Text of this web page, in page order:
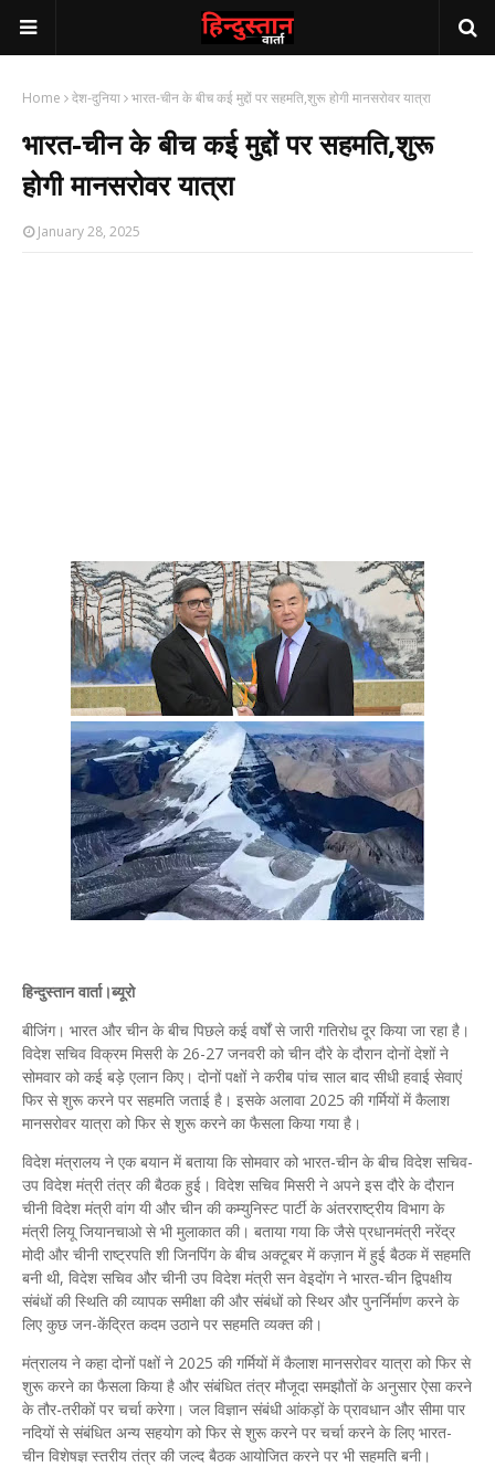
Home देश-दुनिया भारत-चीन के बीच कई मुद्दों पर सहमति,शुरू होगी मानसरोवर यात्रा
भारत-चीन के बीच कई मुद्दों पर सहमति,शुरू
होगी मानसरोवर यात्रा
January 28, 2025
हिन्दुस्तान वार्ता।ब्यूरो
बीजिंग। भारत और चीन के बीच पिछले कई वर्षों से जारी गतिरोध दूर किया जा रहा है।
विदेश सचिव विक्रम मिसरी के 26-27 जनवरी को चीन दौरे के दौरान दोनों देशों ने
सोमवार को कई बड़े एलान किए। दोनों पक्षों ने करीब पांच साल बाद सीधी हवाई सेवाएं
फिर से शुरू करने पर सहमति जताई है। इसके अलावा 2025 की गर्मियों में कैलाश
मानसरोवर यात्रा को फिर से शुरू करने का फैसला किया गया है।
विदेश मंत्रालय ने एक बयान में बताया कि सोमवार को भारत-चीन के बीच विदेश सचिव-
उप विदेश मंत्री तंत्र की बैठक हुई। विदेश सचिव मिसरी ने अपने इस दौरे के दौरान
चीनी विदेश मंत्री वांग यी और चीन की कम्युनिस्ट पार्टी के अंतरराष्ट्रीय विभाग के
मंत्री लियू जियानचाओ से भी मुलाकात की। बताया गया कि जैसे प्रधानमंत्री नरेंद्र
मोदी और चीनी राष्ट्रपति शी जिनपिंग के बीच अक्टूबर में कज़ान में हुई बैठक में सहमति
बनी थी, विदेश सचिव और चीनी उप विदेश मंत्री सन वेइदोंग ने भारत-चीन द्विपक्षीय
संबंधों की स्थिति की व्यापक समीक्षा की और संबंधों को स्थिर और पुनर्निर्माण करने के
लिए कुछ जन-केंद्रित कदम उठाने पर सहमति व्यक्त की।
मंत्रालय ने कहा दोनों पक्षों ने 2025 की गर्मियों में कैलाश मानसरोवर यात्रा को फिर से
शुरू करने का फैसला किया है और संबंधित तंत्र मौजूदा समझौतों के अनुसार ऐसा करने
के तौर-तरीकों पर चर्चा करेगा। जल विज्ञान संबंधी आंकड़ों के प्रावधान और सीमा पार
नदियों से संबंधित अन्य सहयोग को फिर से शुरू करने पर चर्चा करने के लिए भारत-
चीन विशेषज्ञ स्तरीय तंत्र की जल्द बैठक आयोजित करने पर भी सहमति बनी।